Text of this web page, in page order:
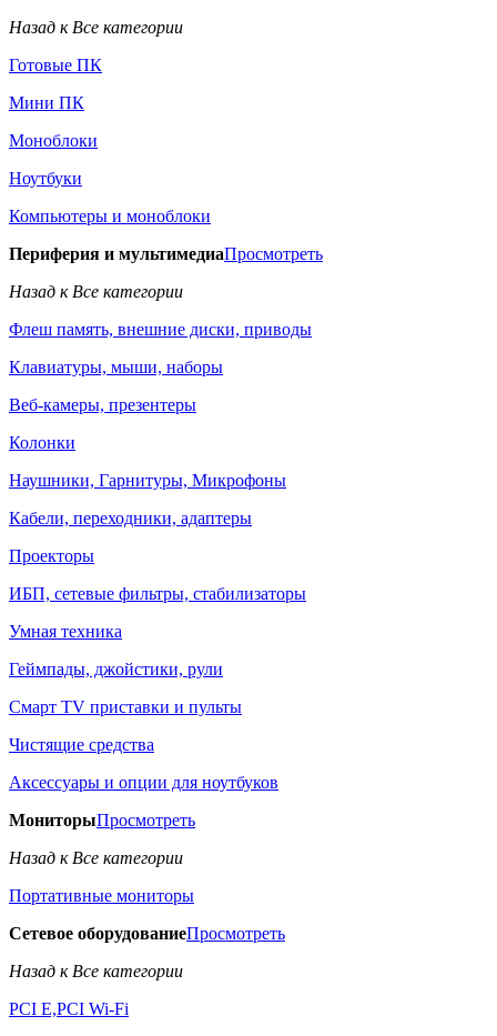
Назад к Все категории
Готовые ПК
Мини ПК
Моноблоки
Ноутбуки
Компьютеры и моноблоки
Периферия и мультимедиаПросмотреть
Назад к Все категории
Флеш память, внешние диски, приводы
Клавиатуры, мыши, наборы
Веб-камеры, презентеры
Колонки
Наушники, Гарнитуры, Микрофоны
Кабели, переходники, адаптеры
Проекторы
ИБП, сетевые фильтры, стабилизаторы
Умная техника
Геймпады, джойстики, рули
Смарт TV приставки и пульты
Чистящие средства
Аксессуары и опции для ноутбуков
МониторыПросмотреть
Назад к Все категории
Портативные мониторы
Сетевое оборудованиеПросмотреть
Назад к Все категории
PCI E,PCI Wi-Fi